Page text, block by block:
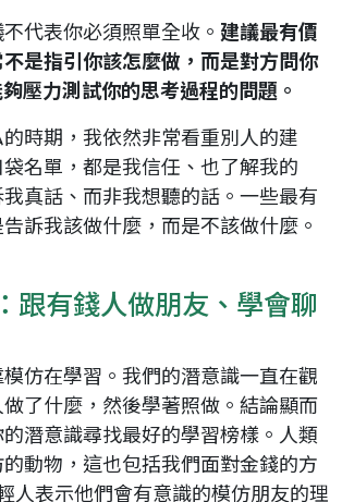
代表你必須照單全收。 建議最有價
是指引你該怎麼做，而是對方問你
壓力測試你的思考過程的問題。
時期，我依然非常看重別人的建
名單，都是我信任、也了解我的
真話、而非我想聽的話。一些最有
訴我該做什麼，而是不該做什麼。
跟有錢人做朋友、學會聊
仿在學習。我們的潛意識一直在觀
了什麼，然後學著照做。結論顯而
潛意識尋找最好的學習榜樣。人類
動物，這也包括我們面對金錢的方
人表示他們會有意識的模仿朋友的理